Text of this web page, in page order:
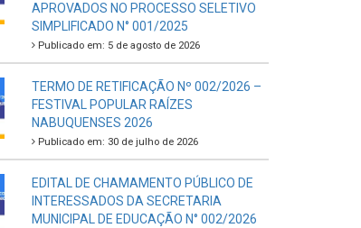
APROVADOS NO PROCESSO SELETIVO
SIMPLIFICADO N° 001/2025
Publicado em: 5 de agosto de 2026
TERMO DE RETIFICAÇÃO Nº 002/2026 –
FESTIVAL POPULAR RAÍZES
NABUQUENSES 2026
Publicado em: 30 de julho de 2026
EDITAL DE CHAMAMENTO PÚBLICO DE
INTERESSADOS DA SECRETARIA
MUNICIPAL DE EDUCAÇÃO N° 002/2026